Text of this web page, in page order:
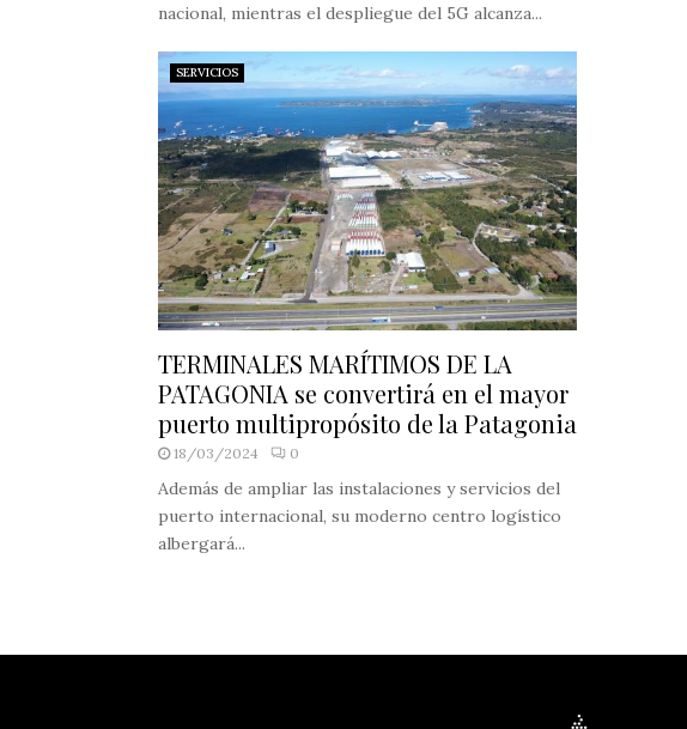
nacional, mientras el despliegue del 5G alcanza...
SERVICIOS
TERMINALES MARÍTIMOS DE LA
PATAGONIA se convertirá en el mayor
puerto multipropósito de la Patagonia
18/03/2024 0
Además de ampliar las instalaciones y servicios del
puerto internacional, su moderno centro logístico
albergará...